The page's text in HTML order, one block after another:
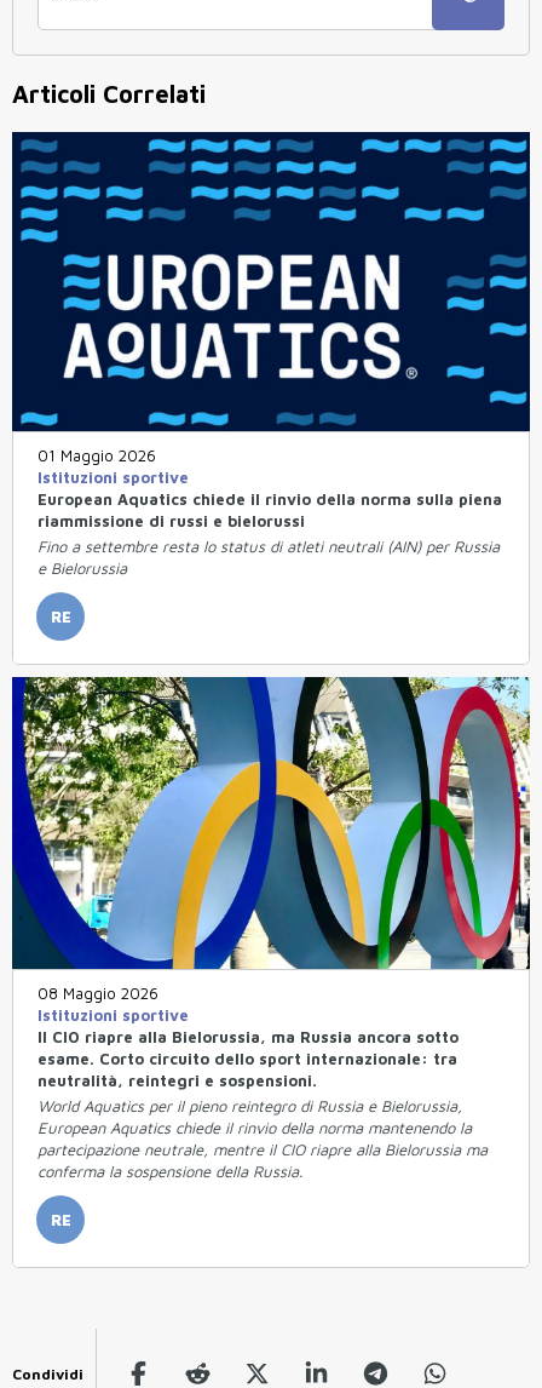
Articoli Correlati
01 Maggio 2026
Istituzioni sportive
European Aquatics chiede il rinvio della norma sulla piena
riammissione di russi e bielorussi
Fino a settembre resta lo status di atleti neutrali (AIN) per Russia
e Bielorussia
RE
08 Maggio 2026
Istituzioni sportive
Il CIO riapre alla Bielorussia, ma Russia ancora sotto
esame. Corto circuito dello sport internazionale: tra
neutralità, reintegri e sospensioni.
World Aquatics per il pieno reintegro di Russia e Bielorussia,
European Aquatics chiede il rinvio della norma mantenendo la
partecipazione neutrale, mentre il CIO riapre alla Bielorussia ma
conferma la sospensione della Russia.
RE
Condividi